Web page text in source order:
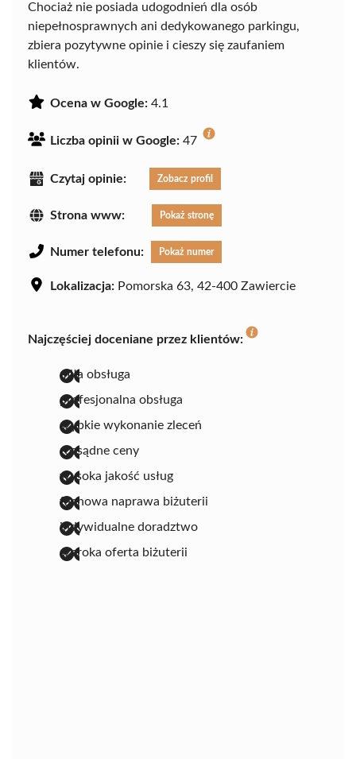
Chociaż nie posiada udogodnień dla osób
niepełnosprawnych ani dedykowanego parkingu,
zbiera pozytywne opinie i cieszy się zaufaniem
klientów.
Ocena w Google: 4.1
Liczba opinii w Google: 47
Czytaj opinie: Zobacz profil
Strona www: Pokaż stronę
Numer telefonu: Pokaż numer
Lokalizacja: Pomorska 63, 42-400 Zawiercie
Najczęściej doceniane przez klientów:
miła obsługa
profesjonalna obsługa
szybkie wykonanie zleceń
rozsądne ceny
wysoka jakość usług
fachowa naprawa biżuterii
indywidualne doradztwo
szeroka oferta biżuterii